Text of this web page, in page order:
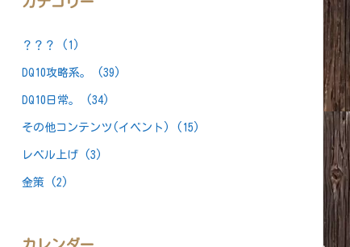
プレイヤーキャラクター」の略
キャラクター…村人、王様等
事(フキダシ 白)＝全体チャット
ットの事(フキダシ
しか見えない
「コミュニケーションの設定」
」にすると表示される緑の玉の事
ャット」の略
？？？ (1)
DQ10攻略系。 (39)
DQ10日常。 (34)
その他コンテンツ(イベント) (15)
レベル上げ (3)
金策 (2)